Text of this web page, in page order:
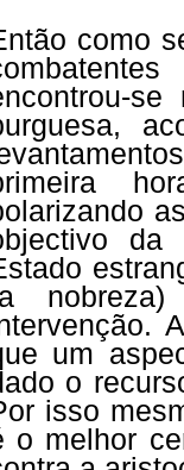
como
da
nobreza)
um
o
isso
o melhor